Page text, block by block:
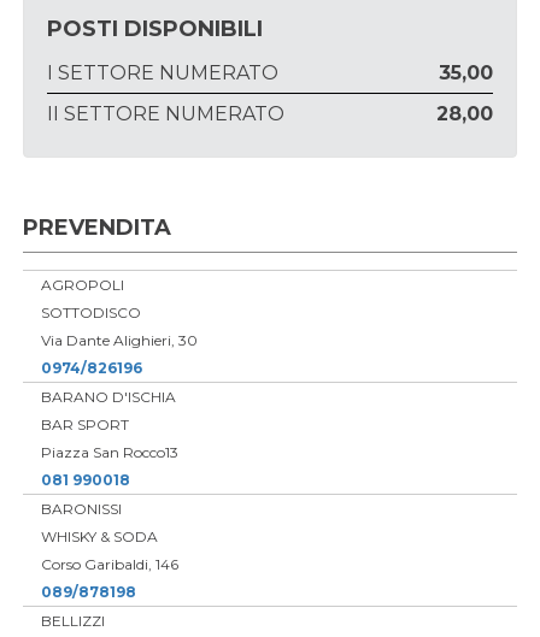
POSTI DISPONIBILI
I SETTORE NUMERATO
35,00
II SETTORE NUMERATO
28,00
PREVENDITA
AGROPOLI
SOTTODISCO
Via Dante Alighieri, 30
0974/826196
BARANO D'ISCHIA
BAR SPORT
Piazza San Rocco13
081 990018
BARONISSI
WHISKY & SODA
Corso Garibaldi, 146
089/878198
BELLIZZI